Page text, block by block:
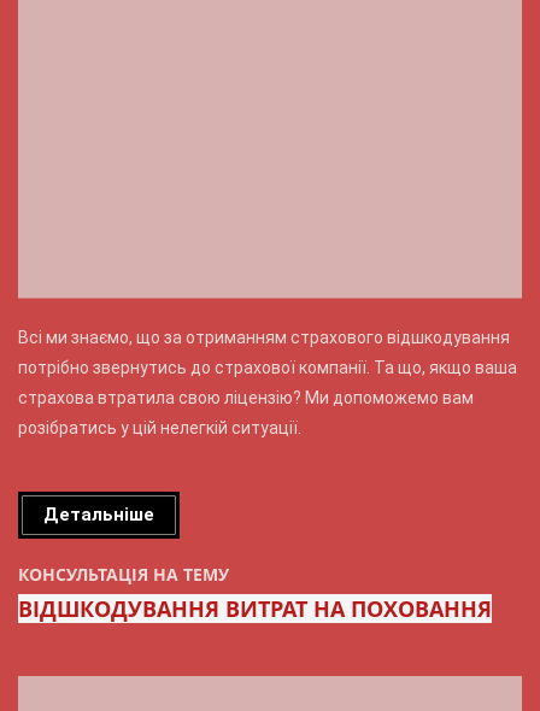
Всі ми знаємо, що за отриманням страхового відшкодування
потрібно звернутись до страхової компанії. Та що, якщо ваша
страхова втратила свою ліцензію? Ми допоможемо вам
розібратись у цій нелегкій ситуації.
Детальніше
КОНСУЛЬТАЦІЯ НА ТЕМУ
ВІДШКОДУВАННЯ ВИТРАТ НА ПОХОВАННЯ